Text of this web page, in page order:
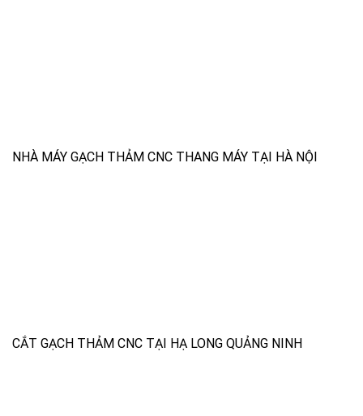
NHÀ MÁY GẠCH THẢM CNC THANG MÁY TẠI HÀ NỘI
CẮT GẠCH THẢM CNC TẠI HẠ LONG QUẢNG NINH